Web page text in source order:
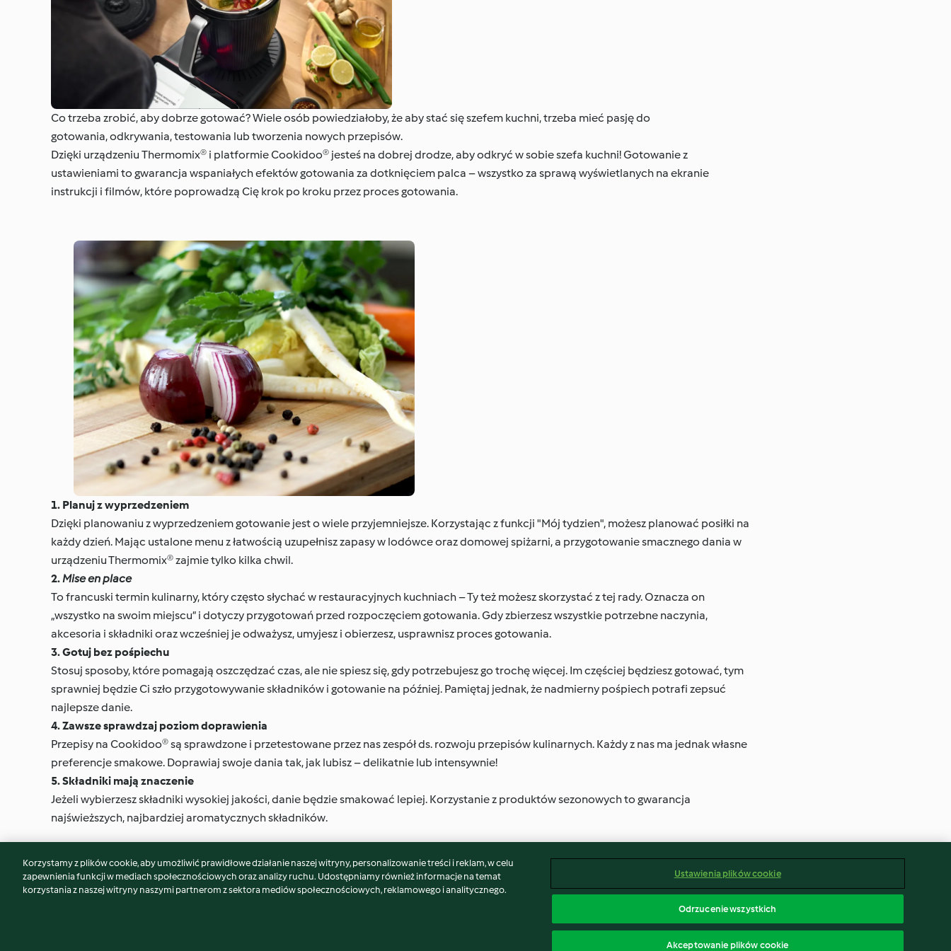
Co trzeba zrobić, aby dobrze gotować? Wiele osób powiedziałoby, że aby stać się szefem kuchni, trzeba mieć pasję do
gotowania, odkrywania, testowania lub tworzenia nowych przepisów.
Dzięki urządzeniu Thermomix® i platformie Cookidoo® jesteś na dobrej drodze, aby odkryć w sobie szefa kuchni! Gotowanie z
ustawieniami to gwarancja wspaniałych efektów gotowania za dotknięciem palca – wszystko za sprawą wyświetlanych na ekranie
instrukcji i filmów, które poprowadzą Cię krok po kroku przez proces gotowania.
1. Planuj z wyprzedzeniem
Dzięki planowaniu z wyprzedzeniem gotowanie jest o wiele przyjemniejsze. Korzystając z funkcji "Mój tydzien", możesz planować posiłki na
każdy dzień. Mając ustalone menu z łatwością uzupełnisz zapasy w lodówce oraz domowej spiżarni, a przygotowanie smacznego dania w
urządzeniu Thermomix® zajmie tylko kilka chwil.
2.Mise en place
To francuski termin kulinarny, który często słychać w restauracyjnych kuchniach – Ty też możesz skorzystać z tej rady. Oznacza on
„wszystko na swoim miejscu” i dotyczy przygotowań przed rozpoczęciem gotowania. Gdy zbierzesz wszystkie potrzebne naczynia,
akcesoria i składniki oraz wcześniej je odważysz, umyjesz i obierzesz, usprawnisz proces gotowania.
3. Gotuj bez pośpiechu
Stosuj sposoby, które pomagają oszczędzać czas, ale nie spiesz się, gdy potrzebujesz go trochę więcej. Im częściej będziesz gotować, tym
sprawniej będzie Ci szło przygotowywanie składników i gotowanie na później. Pamiętaj jednak, że nadmierny pośpiech potrafi zepsuć
najlepsze danie.
4. Zawsze sprawdzaj poziom doprawienia
Przepisy na Cookidoo® są sprawdzone i przetestowane przez nas zespół ds. rozwoju przepisów kulinarnych. Każdy z nas ma jednak własne
preferencje smakowe. Doprawiaj swoje dania tak, jak lubisz – delikatnie lub intensywnie!
5. Składniki mają znaczenie
Jeżeli wybierzesz składniki wysokiej jakości, danie będzie smakować lepiej. Korzystanie z produktów sezonowych to gwarancja
najświeższych, najbardziej aromatycznych składników.
© Copyright 2026
Korzystamy z plików cookie, aby umożliwić prawidłowe działanie naszej witryny, personalizowanie treści i reklam, w celu
zapewnienia funkcji w mediach społecznościowych oraz analizy ruchu. Udostępniamy również informacje na temat
korzystania z naszej witryny naszymi partnerom z sektora mediów społecznościowych, reklamowego i analitycznego.
Ustawienia plików cookie
Odrzucenie wszystkich
Akceptowanie plików cookie